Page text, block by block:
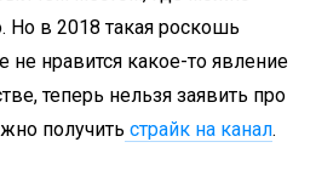
Но в 2018 такая роскошь
не нравится какое-то явление
теперь нельзя заявить про
получить страйк на канал.